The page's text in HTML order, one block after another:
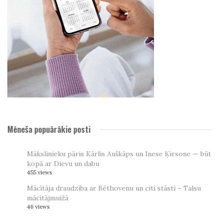
Mēneša popuārākie posti
Mākslinieku pāris Kārlis Auškāps un Inese Ķirsone — būt
kopā ar Dievu un dabu
455 views
Mācītāja draudzība ar Bēthovenu un citi stāsti – Talsu
mācītājmuižā
46 views